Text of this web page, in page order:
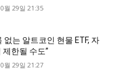
월 29일 21:35
없는 알트코인 현물 ETF, 자
제한될 수도”
월 29일 21:27